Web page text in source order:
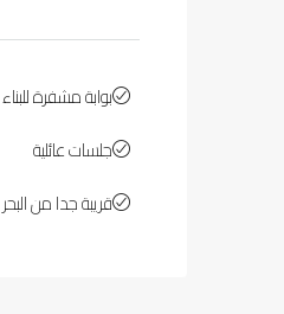
بوابة مشفرة للبناء
جلسات عائلية
قريبة جدا من البحر